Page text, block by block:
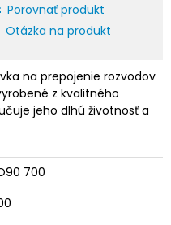
Porovnať produkt
Otázka na produkt
na prepojenie rozvodov
z kvalitného
jeho dlhú životnosť a
700